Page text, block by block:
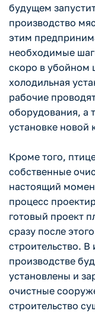
будущем
производство
этим
необходимые
скоро в убойном
холодильная
рабочие
оборудования, а
установке новой
Кроме того,
собственные
настоящий
процесс
готовый проект
сразу после
строительство. В
производстве
установлены и
очистные
строительство